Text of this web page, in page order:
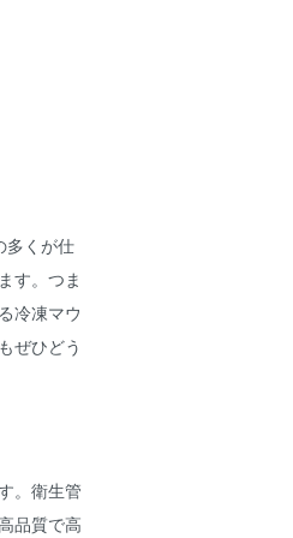
多くが仕
す。つま
冷凍マウ
ぜひどう
。衛生管
品質で高